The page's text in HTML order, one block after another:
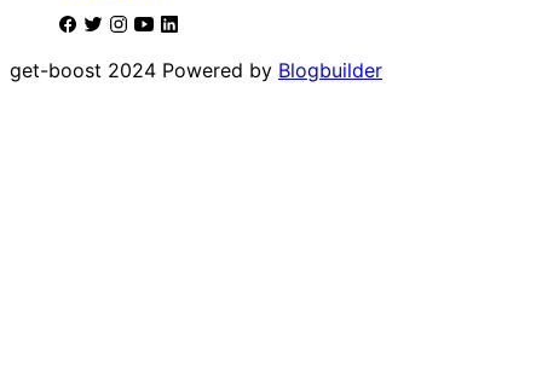
get-boost 2024 Powered by Blogbuilder